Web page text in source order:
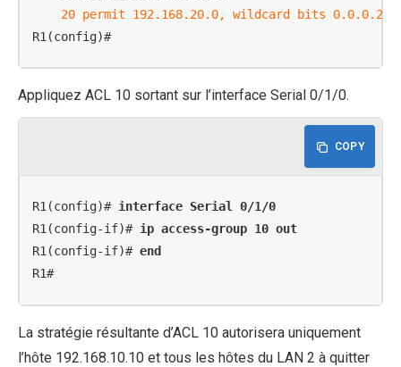
20 permit 192.168.20.0, wildcard bits 0.0.0.255
R1(config)#
Appliquez ACL 10 sortant sur l’interface Serial 0/1/0.
COPY
R1(config)# interface Serial 0/1/0
R1(config-if)# ip access-group 10 out
R1(config-if)# end
R1#
La stratégie résultante d’ACL 10 autorisera uniquement
l’hôte 192.168.10.10 et tous les hôtes du LAN 2 à quitter